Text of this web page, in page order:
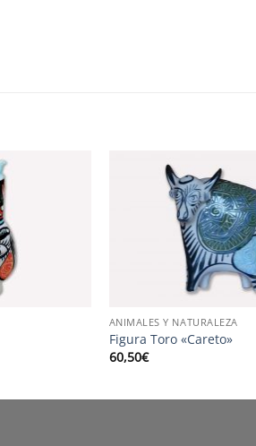
ANIMALES Y NATURALEZA
Figura Toro «Careto»
60,50€